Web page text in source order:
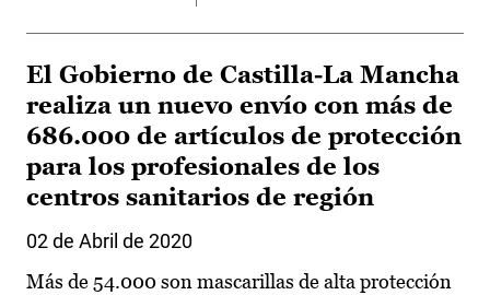
El Gobierno de Castilla-La Mancha
realiza un nuevo envío con más de
686.000 de artículos de protección
para los profesionales de los
centros sanitarios de región
02 de Abril de 2020
Más de 54.000 son mascarillas de alta protección